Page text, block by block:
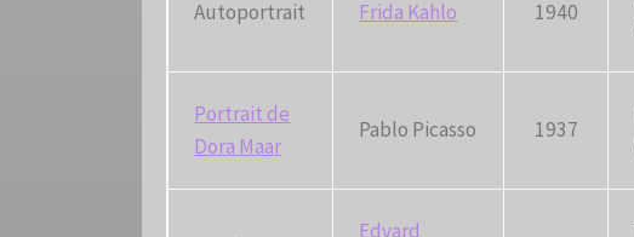
Autoportrait Frida Kahlo 1940
Portrait de
Dora Maar
Pablo Picasso 1937
Edvard